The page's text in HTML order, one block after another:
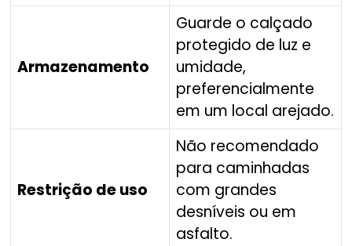
Armazenamento
Guarde o calçado
protegido de luz e
umidade,
preferencialmente
em um local arejado.
Restrição de uso
Não recomendado
para caminhadas
com grandes
desníveis ou em
asfalto.